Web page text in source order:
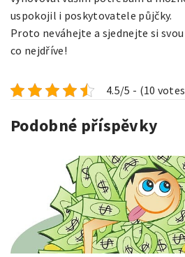
uspokojil i poskytovatele půjčky.
Proto neváhejte a sjednejte si
co nejdříve!
4.5/5 - (10
Podobné příspěvky